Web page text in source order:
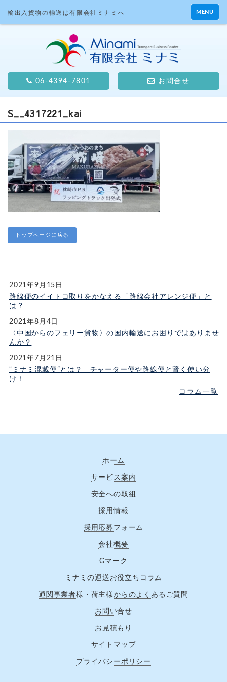
輸出入貨物の輸送は有限会社ミナミへ MENU
06-4394-7801 お問合せ
S__4317221_kai
トップページに戻る
2021年9月15日
路線便のイイトコ取りをかなえる「路線会社アレンジ便」と
は？
2021年8月4日
〈中国からのフェリー貨物〉の国内輸送にお困りではありませ
んか？
2021年7月21日
“ミナミ混載便”とは？ チャーター便や路線便と賢く使い分
け！
コラム一覧
ホーム
サービス案内
安全への取組
採用情報
採用応募フォーム
会社概要
Gマーク
ミナミの運送お役立ちコラム
通関事業者様・荷主様からのよくあるご質問
お問い合せ
お見積もり
サイトマップ
プライバシーポリシー